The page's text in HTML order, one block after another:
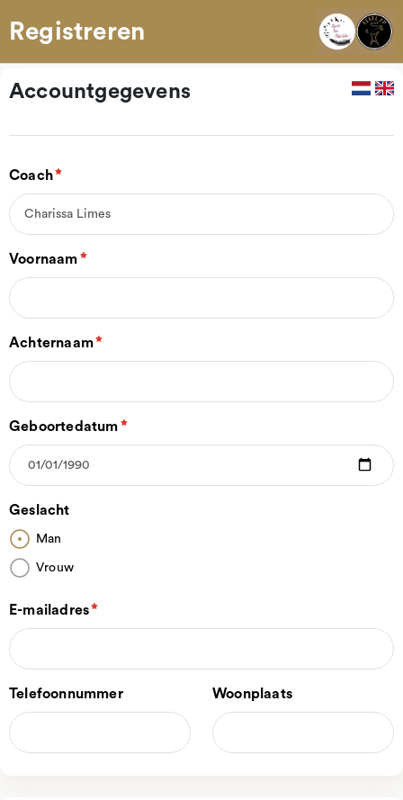
Registreren
Accountgegevens
Coach
Voornaam
Achternaam
Geboortedatum
Geslacht
Man
Vrouw
E-mailadres
Telefoonnummer Woonplaats